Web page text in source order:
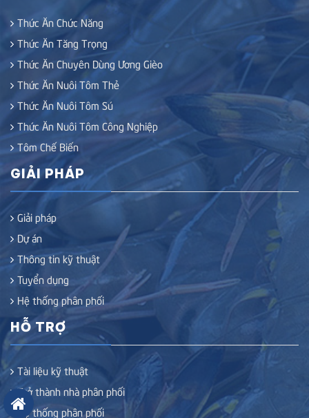
Thức Ăn Chức Năng
Thức Ăn Tăng Trọng
Thức Ăn Chuyên Dùng Ương Gièo
Thức Ăn Nuôi Tôm Thẻ
Thức Ăn Nuôi Tôm Sú
Thức Ăn Nuôi Tôm Công Nghiệp
Tôm Chế Biến
GIẢI PHÁP
Giải pháp
Dự án
Thông tin kỹ thuật
Tuyển dụng
Hệ thống phân phối
HỖ TRỢ
Tài liệu kỹ thuật
Trở thành nhà phân phối
Hệ thống phân phối